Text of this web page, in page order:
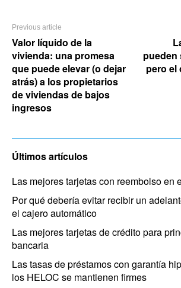
Previous article
Valor líquido de la
vivienda: una promesa
que puede elevar (o dejar
atrás) a los propietarios
de viviendas de bajos
ingresos
pueden
pero el
Últimos artículos
Las mejores tarjetas con reembolso en
Por qué debería evitar recibir un
el cajero automático
Las mejores tarjetas de crédito para
bancaria
Las tasas de préstamos con garantía
los HELOC se mantienen firmes